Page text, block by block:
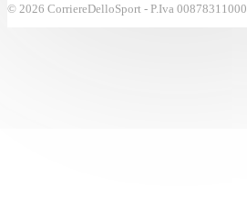
© 2026 CorriereDelloSport - P.Iva 00878311000